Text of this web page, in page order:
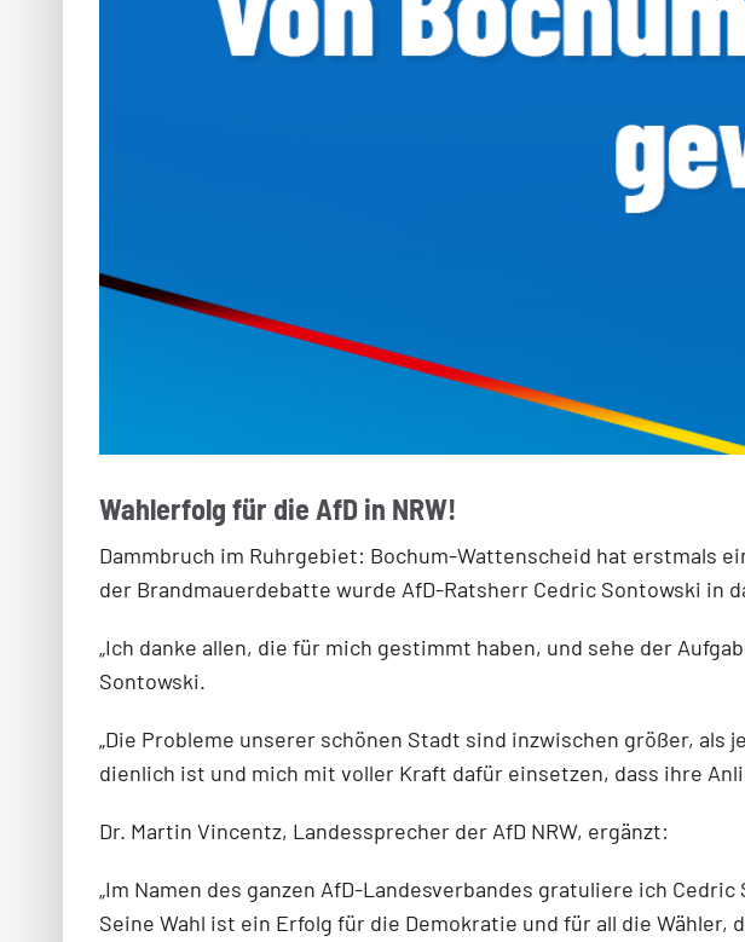
Wahlerfolg für die AfD in NRW!
Dammbruch im Ruhrgebiet: Bochum-Wattenscheid hat erstmals
der Brandmauerdebatte wurde AfD-Ratsherr Cedric Sontowski in
„Ich danke allen, die für mich gestimmt haben, und sehe der
Sontowski.
„Die Probleme unserer schönen Stadt sind inzwischen größer,
dienlich ist und mich mit voller Kraft dafür einsetzen, dass ihre
Dr. Martin Vincentz, Landessprecher der AfD NRW, ergänzt:
„Im Namen des ganzen AfD-Landesverbandes gratuliere ich
Seine Wahl ist ein Erfolg für die Demokratie und für all die